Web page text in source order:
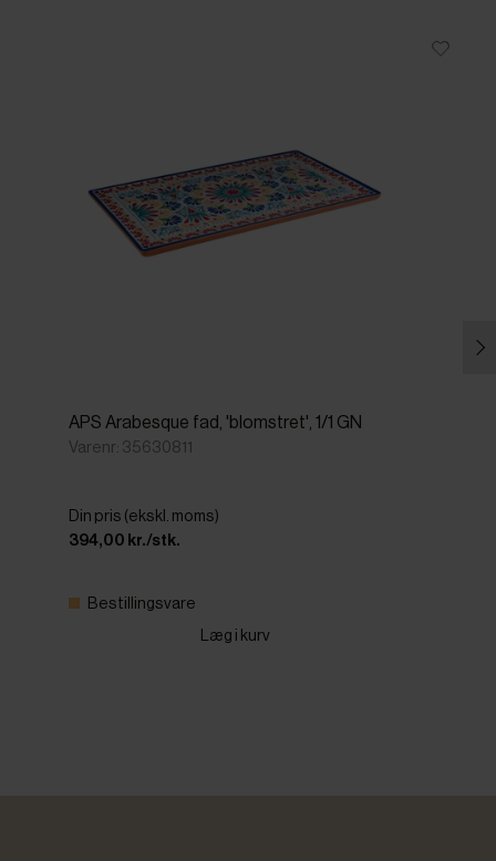
APS Arabesque fad, 'blomstret', 1/1 GN
Varenr: 35630811
Din pris (ekskl. moms)
394,00 kr./stk.
Bestillingsvare
Læg i kurv